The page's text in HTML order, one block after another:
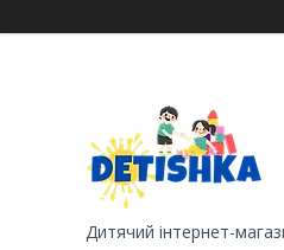
Дитячий інтернет-